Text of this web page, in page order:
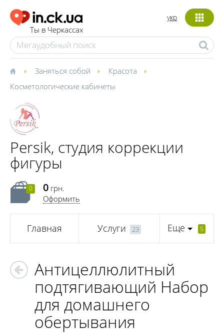
Ты в Черкассах
укр
Заняться собой
Красота
Косметологические кабинеты
Persik, студия коррекции
фигуры
0 0 грн.
Оформить
Главная Услуги 23 Еще 5
Антицеллюлитный
подтягивающий Набор
для домашнего
обертывания